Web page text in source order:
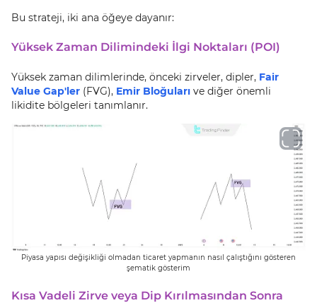
Bu strateji, iki ana öğeye dayanır:
Yüksek Zaman Dilimindeki İlgi Noktaları (POI)
Yüksek zaman dilimlerinde, önceki zirveler, dipler, Fair
Value Gap'ler (FVG), Emir Bloğuları ve diğer önemli
likidite bölgeleri tanımlanır.
Piyasa yapısı değişikliği olmadan ticaret yapmanın nasıl çalıştığını gösteren
şematik gösterim
Kısa Vadeli Zirve veya Dip Kırılmasından Sonra